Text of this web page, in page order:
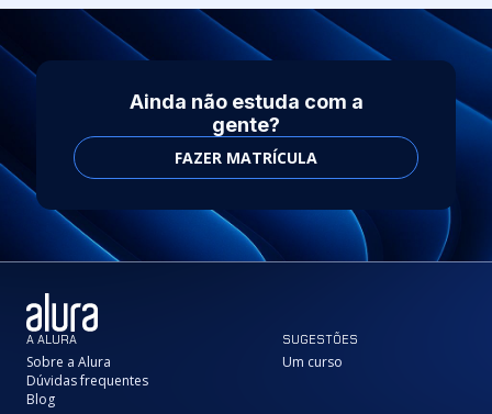
Ainda não estuda com a
gente?
FAZER MATRÍCULA
A ALURA
Sobre a Alura
Dúvidas frequentes
Blog
SUGESTÕES
Um curso